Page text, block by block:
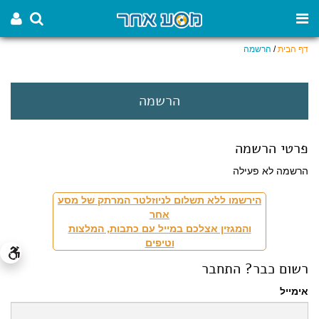
דף הבית/ הרשמה
הרשמה
פרטי הרשמה
הרשמה לא פעילה
הירשמו ללא תשלום לניוזלטר המרתק של מסע
אחר
והמגזין אצלכם במייל עם כתבות, המלצות
וטיפים
רשום כבר? התחבר
אימייל